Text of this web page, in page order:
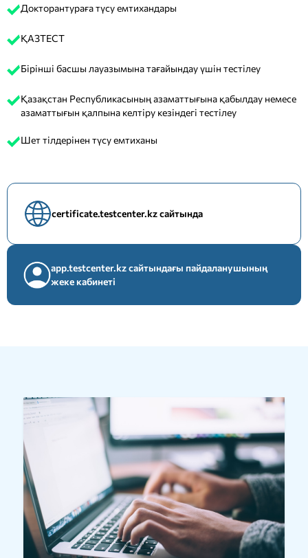
Докторантураға түсу емтихандары
ҚАЗТЕСТ
Бірінші басшы лауазымына тағайындау үшін тестілеу
Қазақстан Республикасының азаматтығына қабылдау немесе
азаматтығын қалпына келтіру кезіндегі тестілеу
Шет тілдерінен түсу емтиханы
certificate.testcenter.kz сайтында
app.testcenter.kz сайтындағы пайдаланушының
жеке кабинеті